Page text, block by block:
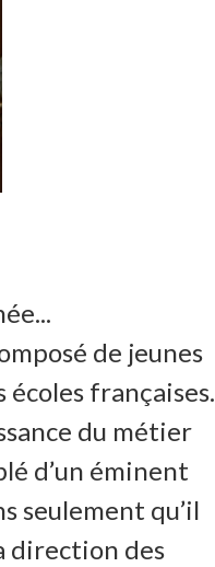
de jeunes
françaises.
du métier
d’un éminent
seulement qu’il
direction des